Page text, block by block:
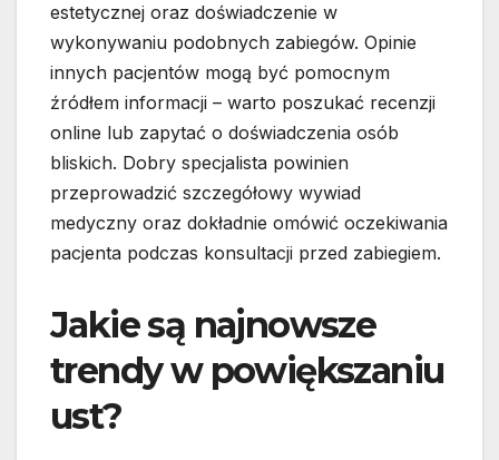
estetycznej oraz doświadczenie w
wykonywaniu podobnych zabiegów. Opinie
innych pacjentów mogą być pomocnym
źródłem informacji – warto poszukać recenzji
online lub zapytać o doświadczenia osób
bliskich. Dobry specjalista powinien
przeprowadzić szczegółowy wywiad
medyczny oraz dokładnie omówić oczekiwania
pacjenta podczas konsultacji przed zabiegiem.
Jakie są najnowsze
trendy w powiększaniu
ust?